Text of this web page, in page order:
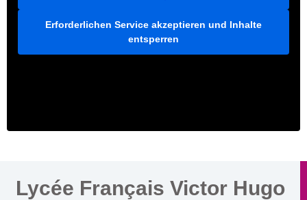
Erforderlichen Service akzeptieren und Inhalte
entsperren
Lycée Français Victor Hugo